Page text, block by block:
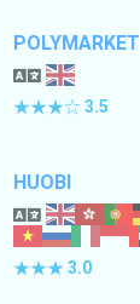
POLYMARKET
★★★☆3.5
HUOBI
★★★ 3.0